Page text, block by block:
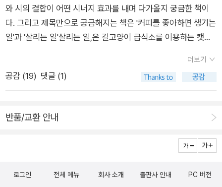
와 시의 결합이 어떤 시너지 효과를 내며 다가올지 궁금한 책이
다. 그리고 제목만으로 궁금해지는 책은 '커피를 좋아하면 생기는
일'과 '살리는 일'살리는 일,은 길고양이 급식소를 이용하는 캣맘
어딘가에 있는 어디에도 없는/ 부산의 재개발 예정 지역 풍경을
돌아본 미술가가 사라지는 도시 풍경을 수채화로 기록한 책. 재개
켜야 하는지를 돌아보게 한다. '그것은 죽고 싶어서가 아니다/ 서
울신문 탐사기획부 기자 5명이 스위스 조력자살지원단체 '디그
니타스'를 취재하며 엮어낸 책. 안락사에 대한 좀 더 풍성한 논의
(그냥 깔끔하게) 죽고 싶어서가 아니라는 것만은.다양성을 엮다/
더보기
공감 (19) 댓글 (1)
반품/교환 안내
로그인 전체 메뉴 회사 소개 출판사 안내 PC 버전